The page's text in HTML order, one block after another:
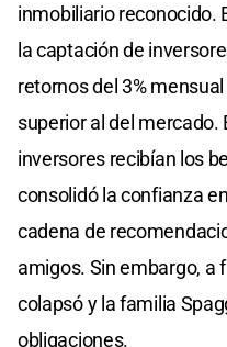
inmobiliario reconocido.
la captación de
retornos del 3%
superior al del mercado.
inversores recibían los
consolidó la confianza
cadena de
amigos. Sin embargo, a
colapsó y la familia
obligaciones.